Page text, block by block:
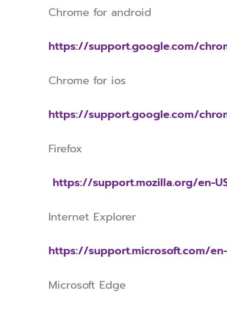
Chrome for android
https://support.google.com/
Chrome for ios
https://support.google.com/
Firefox
https://support.mozilla.org/en-
Internet Explorer
https://support.microsoft.com/
Microsoft Edge